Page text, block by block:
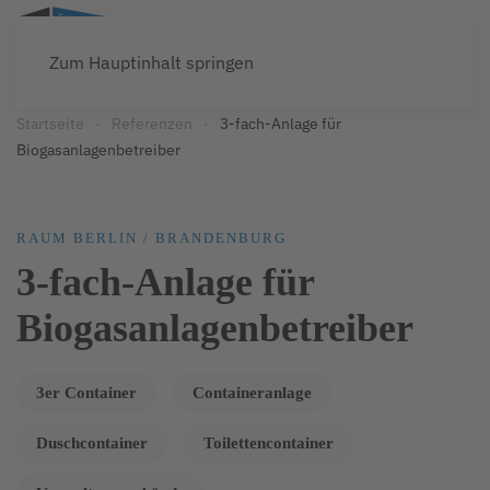
Zum Hauptinhalt springen
Startseite Referenzen
3-fach-Anlage für
Biogasanlagenbetreiber
RAUM BERLIN / BRANDENBURG
3-fach-Anlage für
Biogasanlagenbetreiber
3er Container Containeranlage
Duschcontainer Toilettencontainer